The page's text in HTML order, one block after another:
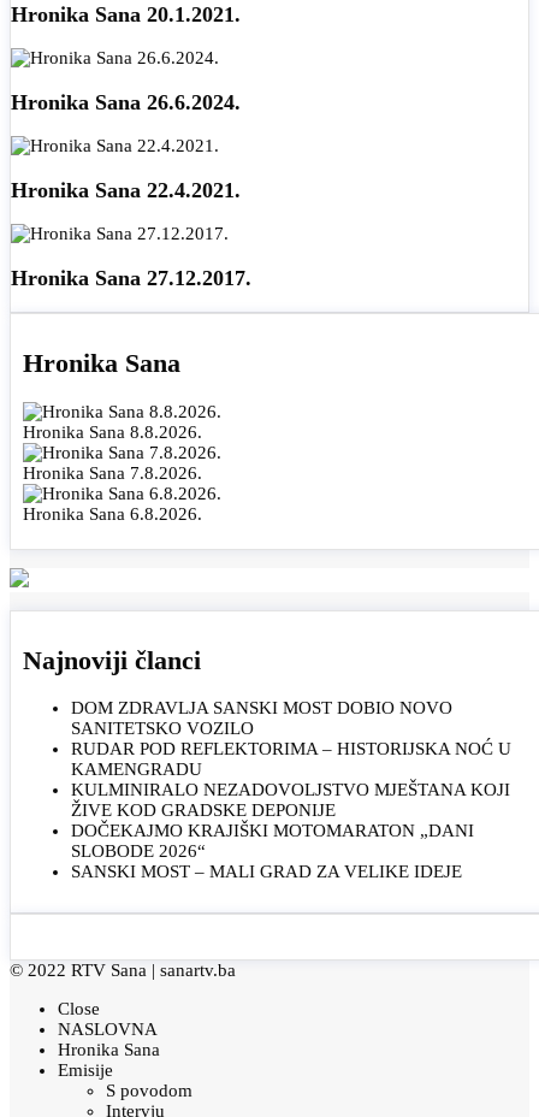
Hronika Sana 20.1.2021.
Hronika Sana 26.6.2024.
Hronika Sana 22.4.2021.
Hronika Sana 27.12.2017.
Hronika Sana
Hronika Sana 8.8.2026.
Hronika Sana 7.8.2026.
Hronika Sana 6.8.2026.
Najnoviji članci
DOM ZDRAVLJA SANSKI MOST DOBIO NOVO
SANITETSKO VOZILO
RUDAR POD REFLEKTORIMA – HISTORIJSKA NOĆ U
KAMENGRADU
KULMINIRALO NEZADOVOLJSTVO MJEŠTANA KOJI
ŽIVE KOD GRADSKE DEPONIJE
DOČEKAJMO KRAJIŠKI MOTOMARATON „DANI
SLOBODE 2026“
SANSKI MOST – MALI GRAD ZA VELIKE IDEJE
© 2022 RTV Sana | sanartv.ba
Close
NASLOVNA
Hronika Sana
Emisije
S povodom
Intervju